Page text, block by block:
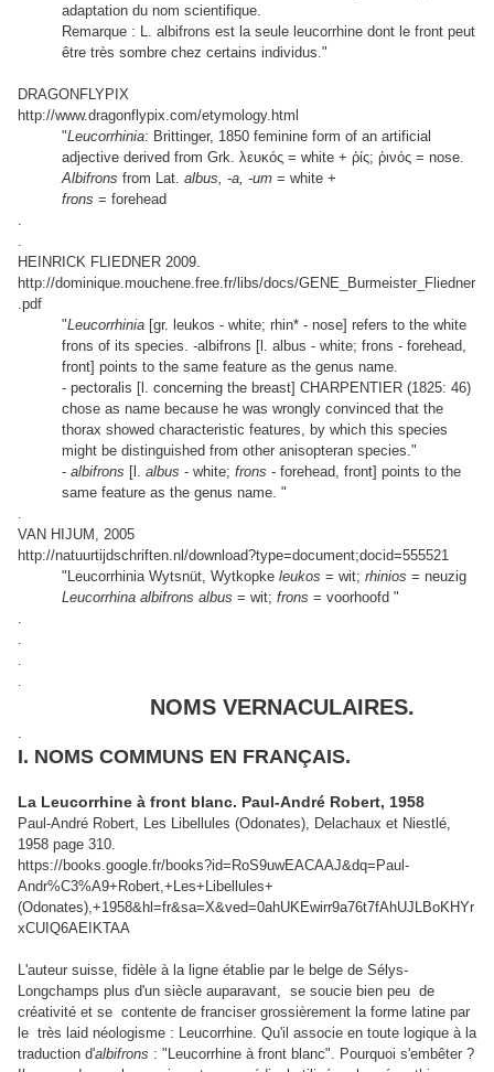
adaptation du nom scientifique.
Remarque : L. albifrons est la seule leucorrhine dont le front peut
être très sombre chez certains individus."
DRAGONFLYPIX
http://www.dragonflypix.com/etymology.html
"Leucorrhinia: Brittinger, 1850 feminine form of an artificial
adjective derived from Grk. λευκός = white + ῥίς; ῥινός = nose.
Albifrons from Lat. albus, -a, -um = white +
frons = forehead
HEINRICK FLIEDNER 2009.
http://dominique.mouchene.free.fr/libs/docs/GENE_Burmeister_Fliedner
.pdf
"Leucorrhinia [gr. leukos - white; rhin* - nose] refers to the white
frons of its species. -albifrons [l. albus - white; frons - forehead,
front] points to the same feature as the genus name.
- pectoralis [l. concerning the breast] CHARPENTIER (1825: 46)
chose as name because he was wrongly convinced that the
thorax showed characteristic features, by which this species
might be distinguished from other anisopteran species."
- albifrons [l. albus - white; frons - forehead, front] points to the
same feature as the genus name. "
VAN HIJUM, 2005
http://natuurtijdschriften.nl/download?type=document;docid=555521
"Leucorrhinia Wytsnüt, Wytkopke leukos = wit; rhinios = neuzig
Leucorrhina albifrons albus = wit; frons = voorhoofd "
NOMS VERNACULAIRES.
I. NOMS COMMUNS EN FRANÇAIS.
La Leucorrhine à front blanc. Paul-André Robert, 1958
Paul-André Robert, Les Libellules (Odonates), Delachaux et Niestlé,
1958 page 310.
https://books.google.fr/books?id=RoS9uwEACAAJ&dq=Paul-
Andr%C3%A9+Robert,+Les+Libellules+
(Odonates),+1958&hl=fr&sa=X&ved=0ahUKEwirr9a76t7fAhUJLBoKHYr
xCUIQ6AEIKTAA
L'auteur suisse, fidèle à la ligne établie par le belge de Sélys-
Longchamps plus d'un siècle auparavant, se soucie bien peu de
créativité et se contente de franciser grossièrement la forme latine par
le très laid néologisme : Leucorrhine. Qu'il associe en toute logique à la
traduction d'albifrons : "Leucorrhine à front blanc". Pourquoi s'embêter ?